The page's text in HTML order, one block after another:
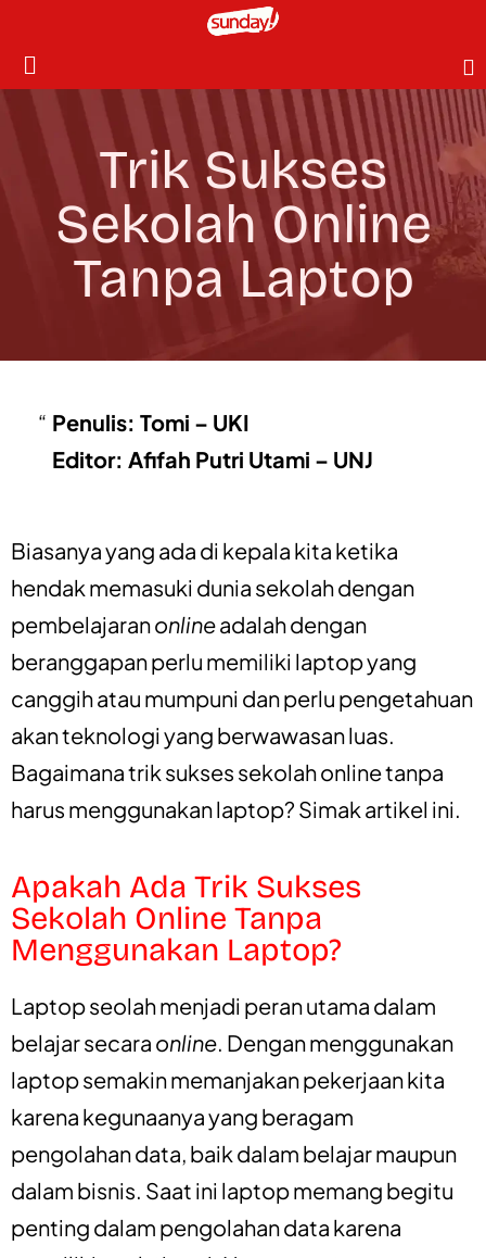
Trik Sukses
Sekolah Online
Tanpa Laptop
Penulis: Tomi – UKI
Editor: Afifah Putri Utami – UNJ
Biasanya yang ada di kepala kita ketika
hendak memasuki dunia sekolah dengan
pembelajaranonlineadalah dengan
beranggapan perlu memiliki laptop yang
canggih atau mumpuni dan perlu pengetahuan
akan teknologi yang berwawasan luas.
Bagaimana trik sukses sekolah online tanpa
harus menggunakan laptop? Simak artikel ini.
Apakah Ada Trik Sukses
Sekolah Online Tanpa
Menggunakan Laptop?
Laptop seolah menjadi peran utama dalam
belajar secara online. Dengan menggunakan
laptop semakin memanjakan pekerjaan kita
karena kegunaanya yang beragam
pengolahan data, baik dalam belajar maupun
dalam bisnis. Saat ini laptop memang begitu
penting dalam pengolahan data karena